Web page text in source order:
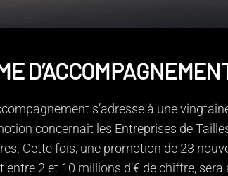
s’adresse à une
concernait les Entreprises de
Cette fois, une promotion de 23
2 et 10 millions d’€ de chiffre,